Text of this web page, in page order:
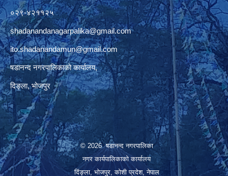
०२९-४२११२५
shadanandanagarpalika@gmail.com
ito.shadanandamun@gmail.com
षडानन्द नगरपालिकाको कार्यालय,
दिङ्ला, भोजपुर
© 2026 षडानन्द नगरपालिका
नगर कार्यपालिकाको कार्यालय
दिंङ्ला, भोजपुर, कोशी प्रदेश, नेपाल